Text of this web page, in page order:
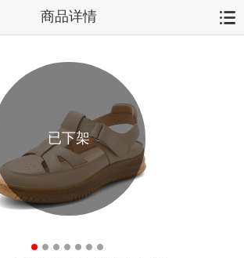
商品详情
已下架